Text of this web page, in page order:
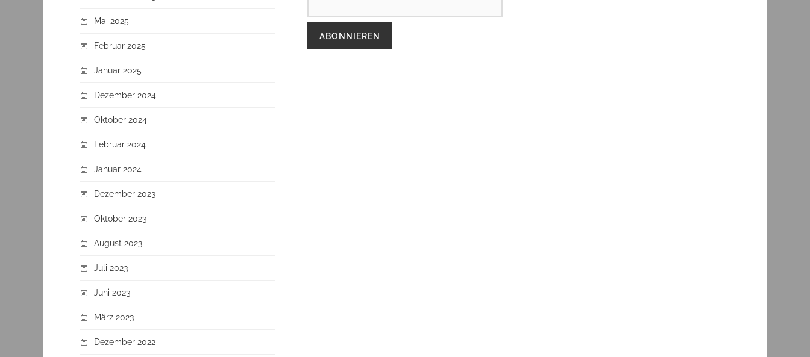
Mai 2025
Februar 2025
Januar 2025
Dezember 2024
Oktober 2024
Februar 2024
Januar 2024
Dezember 2023
Oktober 2023
August 2023
Juli 2023
Juni 2023
März 2023
Dezember 2022